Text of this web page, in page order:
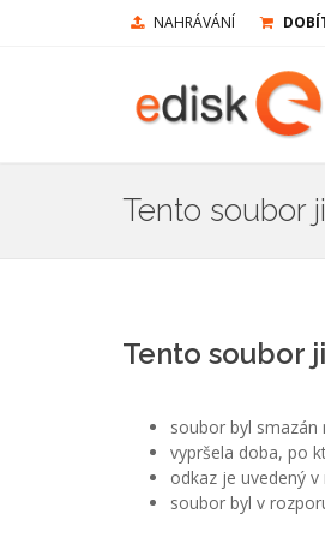
NAHRÁVÁNÍ
Tento soubor
Tento soubor
soubor byl smazán
vypršela doba, po
odkaz je uvedený
soubor byl v